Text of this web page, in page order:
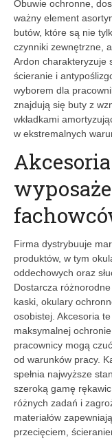
Obuwie ochronne,
ważny element
butów, które są nie
czynniki zewnętrzne,
Ardon charakteryzuje
ścieranie i
wyborem dla
znajdują się buty z
wkładkami
w ekstremalnych
Firma dystrybuuje
produktów, w tym
oddechowych oraz
Dostarcza
kaski, okulary
osobistej. Akcesoria
maksymalnej
pracownicy mogą
od warunków pracy.
spełnia najwyższe
szeroką gamę
różnych zadań i
materiałów
przecięciem,